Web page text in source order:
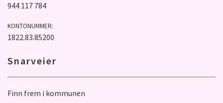
944 117 784
KONTONUMMER:
1822.83.85200
Snarveier
Finn frem i kommunen